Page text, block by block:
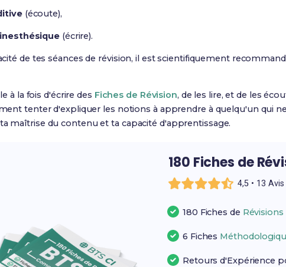
(écoute),
(écrire).
de tes séances de révision, il est scientifiquement
à la fois d'écrire des Fiches de Révision, de les lire, et de les
tenter d'expliquer les notions à apprendre à quelqu'un qui
maîtrise du contenu et ta capacité d'apprentissage.
180 Fiches de
4,5 • 13 Avis
180 Fiches de Révisions
6 Fiches
Retours d'Expérience